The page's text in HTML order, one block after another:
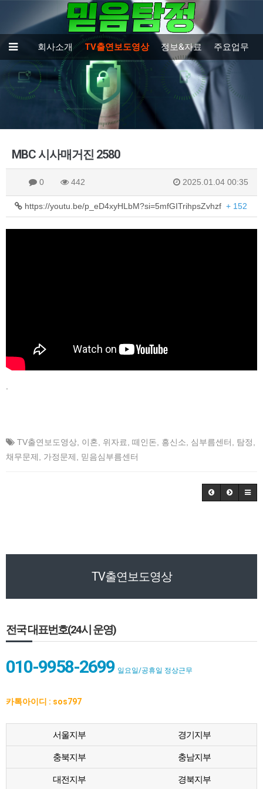
회사소개 TV출연보도영상 정보&자료 주요업무
MBC 시사매거진 2580
0 442 2025.01.04 00:35
https://youtu.be/p_eD4xyHLbM?si=5mfGITrihpsZvhzf + 152
TV출연보도영상 이혼 위자료 떼인돈 흥신소 심부름센터 탐정
채무문제
가정문제 믿음심부름센터
TV출연보도영상
전국 대표번호(24시 운영)
010-9958-2699 일요일/공휴일 정상근무
카톡아이디 : sos797
서울지부 경기지부
충북지부 충남지부
대전지부 경북지부